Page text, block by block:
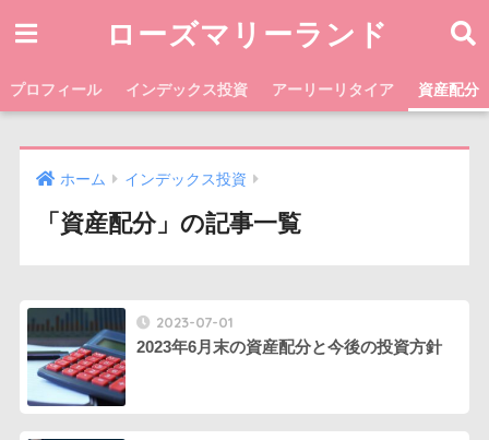
ローズマリーランド
プロフィール インデックス投資 アーリーリタイア 資産配分
ホーム インデックス投資
「資産配分」の記事一覧
2023-07-01
2023年6月末の資産配分と今後の投資方針